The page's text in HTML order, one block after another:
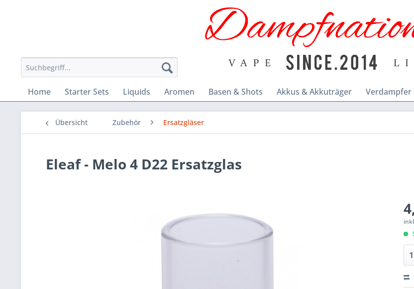
Home Starter Sets Liquids Aromen Basen & Shots Akkus & Akkuträger Verdampfer
Übersicht Zubehör Ersatzgläser
Eleaf - Melo 4 D22 Ersatzglas